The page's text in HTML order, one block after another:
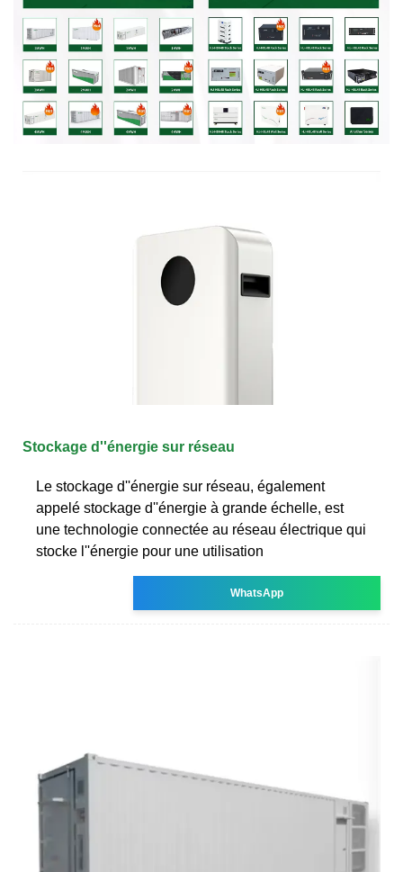
Stockage d''énergie sur réseau
Le stockage d''énergie sur réseau, également
appelé stockage d''énergie à grande échelle, est
une technologie connectée au réseau électrique qui
stocke l''énergie pour une utilisation
WhatsApp